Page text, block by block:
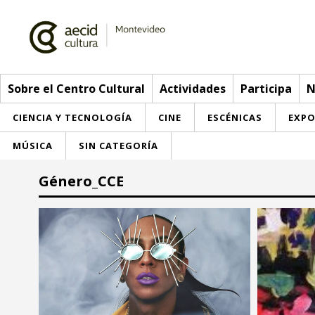
Sobre el Centro Cultural Actividades Participa
CIENCIA Y TECNOLOGÍA CINE ESCÉNICAS
MÚSICA SIN CATEGORÍA
Sobre el Centro Cultural
Red AECID
Equipo
> Ir a Actividades
Inscripciones
Participa
Envíanos tu propuesta
Buzón de sugerencias
Convocatorias
Género_CCE